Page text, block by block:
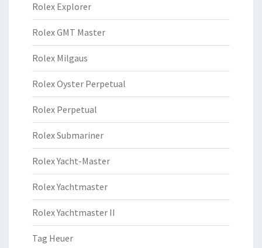
Rolex Explorer
Rolex GMT Master
Rolex Milgaus
Rolex Oyster Perpetual
Rolex Perpetual
Rolex Submariner
Rolex Yacht-Master
Rolex Yachtmaster
Rolex Yachtmaster II
Tag Heuer